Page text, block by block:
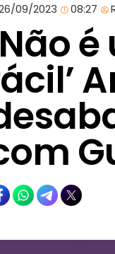
09/2023 08:27